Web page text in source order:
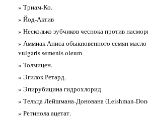
» Триам-Ко.
» Йод-Актив
» Несколько зубчиков чеснока против
» Аммиак Аниса обыкновенного семян
vulgaris semenis oleum
» Толмицен.
» Эгилок Ретард.
» Эпирубицина гидрохлорид
» Тельца Лейшмана-Донована (Leishman-
» Ретинола ацетат.